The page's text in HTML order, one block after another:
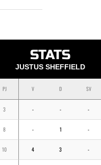
STATS
JUSTUS SHEFFIELD
PJ V D SV
3 - - -
8 - 1 -
10 4 3 -